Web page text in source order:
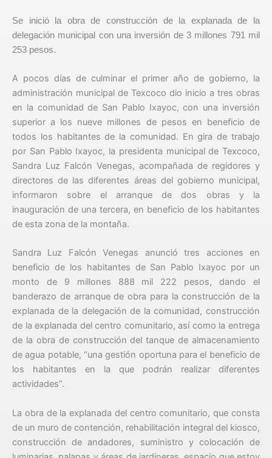
Se inició la obra de construcción de la explanada de la
delegación municipal con una inversión de 3 millones 791 mil
253 pesos.
A pocos días de culminar el primer año de gobierno, la
administración municipal de Texcoco dio inicio a tres obras
en la comunidad de San Pablo Ixayoc, con una inversión
superior a los nueve millones de pesos en beneficio de
todos los habitantes de la comunidad. En gira de trabajo
por San Pablo Ixayoc, la presidenta municipal de Texcoco,
Sandra Luz Falcón Venegas, acompañada de regidores y
directores de las diferentes áreas del gobierno municipal,
informaron sobre el arranque de dos obras y la
inauguración de una tercera, en beneficio de los habitantes
de esta zona de la montaña.
Sandra Luz Falcón Venegas anunció tres acciones en
beneficio de los habitantes de San Pablo Ixayoc por un
monto de 9 millones 888 mil 222 pesos, dando el
banderazo de arranque de obra para la construcción de la
explanada de la delegación de la comunidad, construcción
de la explanada del centro comunitario, así como la entrega
de la obra de construcción del tanque de almacenamiento
de agua potable, “una gestión oportuna para el beneficio de
los habitantes en la que podrán realizar diferentes
actividades”.
La obra de la explanada del centro comunitario, que consta
de un muro de contención, rehabilitación integral del kiosco,
construcción de andadores, suministro y colocación de